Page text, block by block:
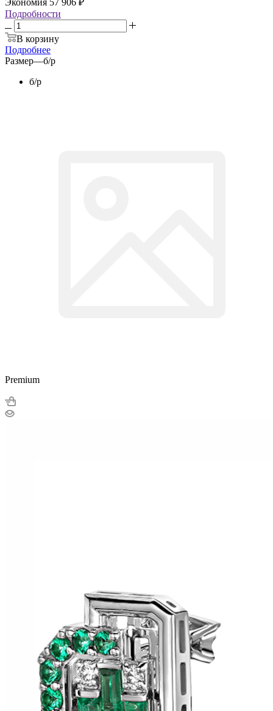
Подробности
В корзину
Подробнее
Размер—б/р
б/р
Premium